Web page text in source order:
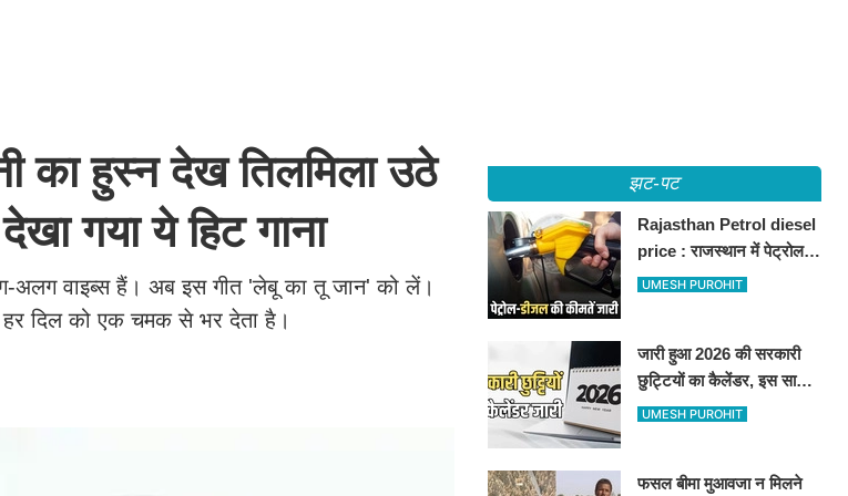
हुस्‍न देख तिलमिला उठे
गया ये हिट गाना
अलग वाइब्स हैं। अब इस गीत 'लेबू का तू जान' को लें।
दिल को एक चमक से भर देता है।
झट-पट
Rajasthan Petrol diesel
price : राजस्थान में पेट्रोल-
डीजल की कीमतें जारी, जानिए
UMESH PUROHIT
जारी हुआ 2026 की सरकारी
छुट्टियों का कैलेंडर, इस साल
कई बार मिलेगा लगातार
UMESH PUROHIT
फसल बीमा मुआवजा न मिलने